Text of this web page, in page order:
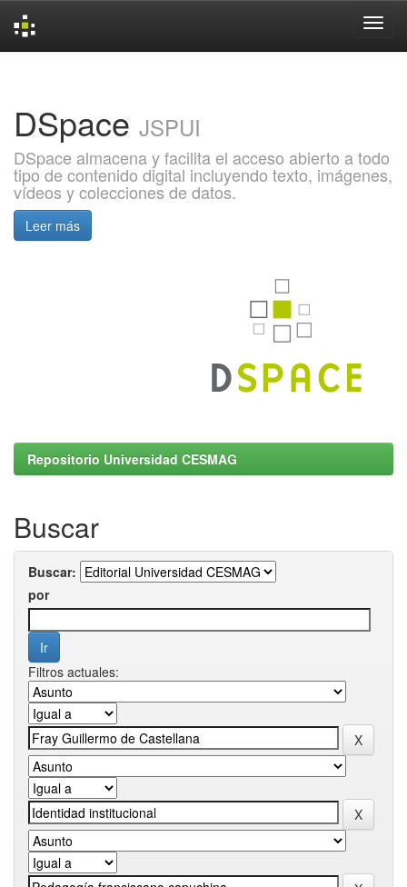
DSpace JSPUI
DSpace almacena y facilita el acceso abierto a todo
tipo de contenido digital incluyendo texto, imágenes,
vídeos y colecciones de datos.
Leer más
Repositorio Universidad CESMAG
Buscar
Buscar:
por
Filtros actuales: